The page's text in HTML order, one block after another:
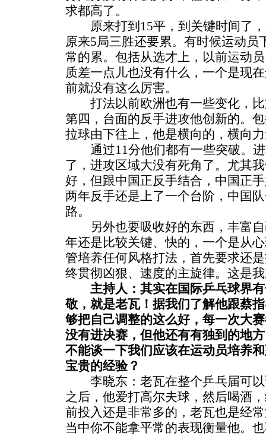
求都高了。
原来打到15平，到关键时间了，
原来5局三胜还要累。有时候运动员
常的累。包括从选才上，以前运动
质差一点儿也没有什么，一个是现
前就没有这么厉害。
打法以前欧洲也有一些变化，比
第四，台面的反手进攻他创新的。
拉球由下往上，他是横向的，横向
通过11分他们都有一些突破。进
了，进攻区域大没有死角了。尤其
好，但跟中国正反手结合，中国正
两年反手还是上了一个台阶，中国
路。
另外也要吸收好的东西，丰富自
年还是比较关键、快的，一个是从
管培养任何风格打法，首先要求还
终贯彻凶狠、速度的主旋律。这是
主持人：其实在国际乒乓球界
敬，就是老瓦！据我们了解他跟蔡
够把自己调整的这么好，每一次大
没有进决赛，但他还有有独到的地
不能谈一下我们应该在运动员培养
宝贵的经验？
李晓东：老瓦在整个乒乓届可以
之后，他爱打高尔夫球，然后喝酒
前投入还是非常多的，老瓦也是经
当中你不能拿平常的表现衡量他。